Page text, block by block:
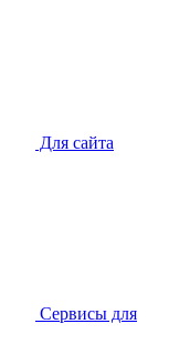
Для сайта
Сервисы для